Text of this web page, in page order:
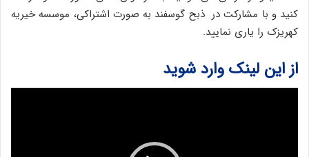
کنید و با مشارکت در ذبح گوسفند به صورت اشتراکی، موسسه خیریه
کهریزک را یاری نمایید.
از این لینک وارد شوید